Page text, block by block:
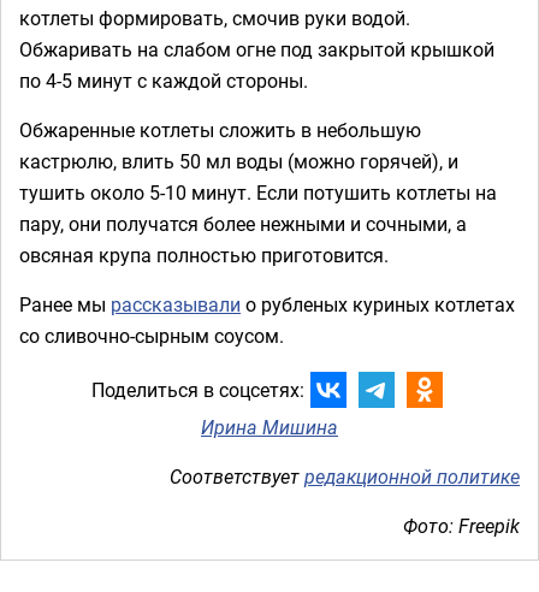
котлеты формировать, смочив руки водой.
Обжаривать на слабом огне под закрытой крышкой
по 4-5 минут с каждой стороны.
Обжаренные котлеты сложить в небольшую
кастрюлю, влить 50 мл воды (можно горячей), и
тушить около 5-10 минут. Если потушить котлеты на
пару, они получатся более нежными и сочными, а
овсяная крупа полностью приготовится.
Ранее мы рассказывали о рубленых куриных котлетах
со сливочно-сырным соусом.
Поделиться в соцсетях:
Ирина Мишина
Соответствуетредакционной политике
Фото: Freepik